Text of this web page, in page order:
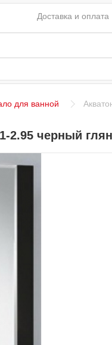
Доставка и оплата
для ванной
2.95 черный